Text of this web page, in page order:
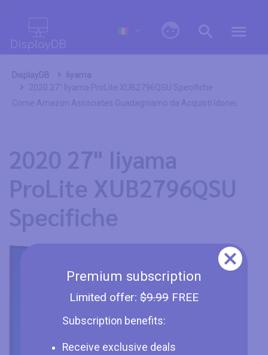
Premium subscription
Limited offer: $9.99FREE
Subscription benefits:
Receive exclusive deals
DisplayDB
Iiyama
2020 27" Iiyama ProLite XUB2796QSU Specifiche
Come Amazon Associates Guadagniamo da Acquisti Idonei.
2020 27" Iiyama
ProLite XUB2796QSU
Specifiche